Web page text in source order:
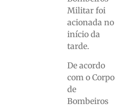
Militar foi
acionada no
início da
tarde.
De acordo
com o Corpo
de
Bombeiros